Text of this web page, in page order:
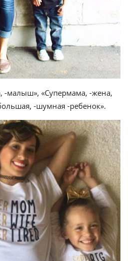
-малыш», «Супермама, -жена,
-шумная -ребенок».